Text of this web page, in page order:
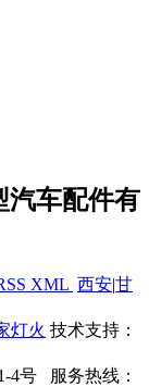
汽车配件有
XML 西安|甘
技术支持：
服务热线：